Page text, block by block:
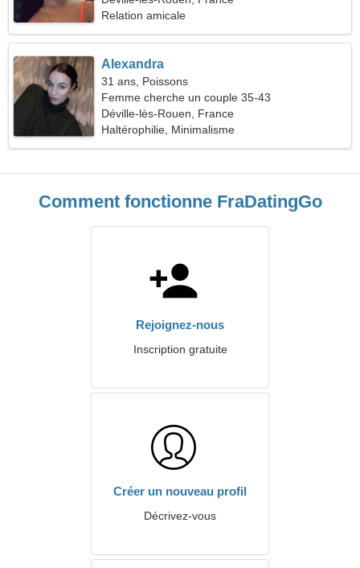
Relation amicale
Alexandra
31 ans, Poissons
Femme cherche un couple 35-43
Déville-lès-Rouen, France
Haltérophilie, Minimalisme
Comment fonctionne FraDatingGo
Rejoignez-nous
Inscription gratuite
Créer un nouveau profil
Décrivez-vous